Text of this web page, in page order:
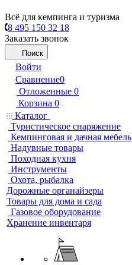
Всё для кемпинга и туризма
8 495 150 32 18
Заказать звонок
Поиск
Войти
Сравнение0
Отложенные 0
Корзина 0
Каталог
Туристическое снаряжение
Кемпинговая и дачная мебель
Надувные товары
Походная кухня
Инструменты
Охота, рыбалка
Дорожные органайзеры
Товары для дома и сада
Газовое оборудование
Хранение инвентаря